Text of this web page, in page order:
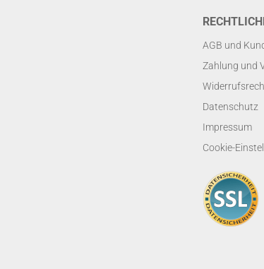
AGB und
Zahlung und
Datenschutz
Impressum
Cookie-